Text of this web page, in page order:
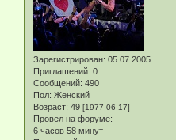
Зарегистрирован: 05.07.2005
Приглашений: 0
Сообщений: 490
Пол: Женский
Возраст: 49 [1977-06-17]
Провел на форуме:
6 часов 58 минут